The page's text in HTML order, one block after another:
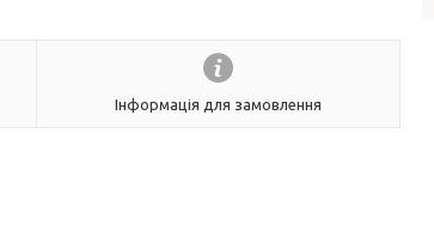
Інформація для замовлення